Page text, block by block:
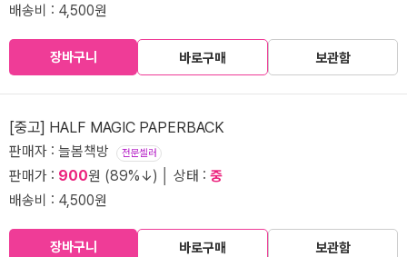
배송비 : 4,500원
장바구니 바로구매 보관함
[중고] HALF MAGIC PAPERBACK
판매자 : 늘봄책방 전문셀러
판매가 : 900원 (89%↓) │ 상태 : 중
배송비 : 4,500원
장바구니 바로구매 보관함